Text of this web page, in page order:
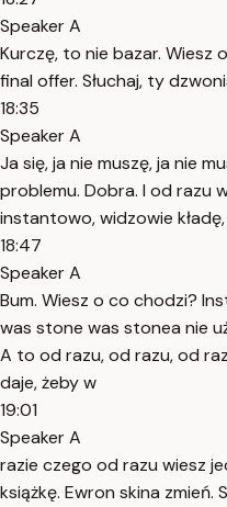
Speaker A
Kurczę, to nie bazar. Wiesz
final offer. Słuchaj, ty
18:35
Speaker A
Ja się, ja nie muszę, ja nie
problemu. Dobra. I od razu
instantowo, widzowie
18:47
Speaker A
Bum. Wiesz o co chodzi?
was stone was stonea nie
A to od razu, od razu, od
daje, żeby w
19:01
Speaker A
razie czego od razu wiesz
książkę. Ewron skina zmień.